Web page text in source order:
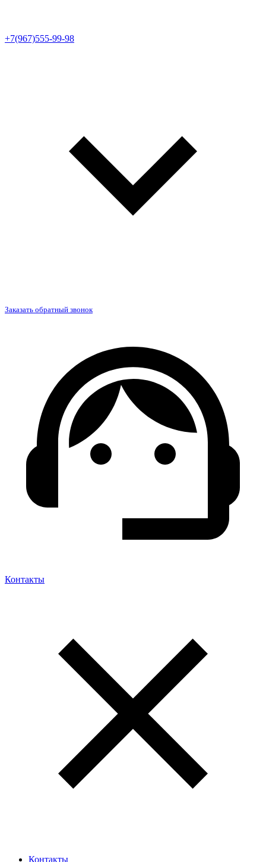
+7(967)555-99-98
Заказать обратный звонок
Контакты
Контакты